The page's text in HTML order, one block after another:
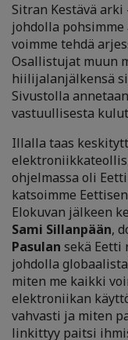
Sitran Kestävä
johdolla
voimme tehdä
Osallistujat muun
hiilijalanjälkensä
Sivustolla
vastuullisesta
Illalla taas
ohjelmassa oli
katsoimme
Elokuvan jälkeen
Sami Sillanpään,
Pasulan sekä Eetti
johdolla
miten me kaikki
elektroniikan
vahvasti ja miten
linkittyy paitsi